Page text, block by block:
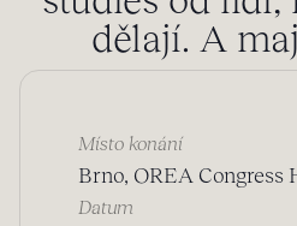
dělají. A
Místo konání
Brno, OREA Congress
Datum